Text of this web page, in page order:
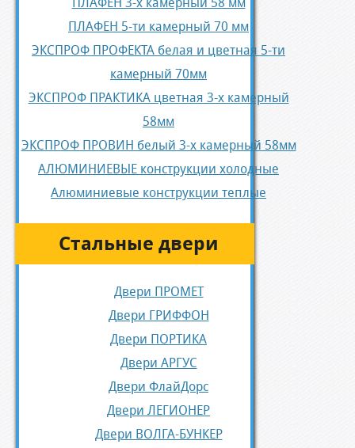
ПЛАФЕН 5-ти камерный 70 мм
ЭКСПРОФ ПРОФЕКТА белая и цветная 5-ти
камерный 70мм
ЭКСПРОФ ПРАКТИКА цветная 3-х камерный
58мм
ЭКСПРОФ ПРОВИН белый 3-х камерный 58мм
АЛЮМИНИЕВЫЕ конструкции холодные
Алюминиевые конструкции теплые
Стальные двери
Двери ПРОМЕТ
Двери ГРИФФОН
Двери ПОРТИКА
Двери АРГУС
Двери ФлайДорс
Двери ЛЕГИОНЕР
Двери ВОЛГА-БУНКЕР